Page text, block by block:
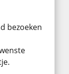
bezoeken